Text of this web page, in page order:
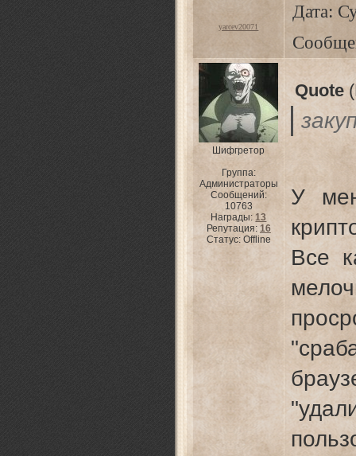
yarcev20071
Дата:
Шифгретор
Группа:
Администраторы
Сообщений:
10763
Награды:13
Репутация: 16
Статус: Offline
Quote(
У
Все